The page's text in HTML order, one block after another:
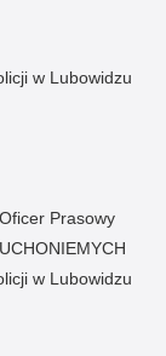
w Lubowidzu
Oficer Prasowy
w Lubowidzu